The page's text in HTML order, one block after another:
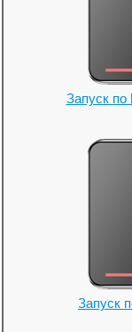
Запуск
Запуск